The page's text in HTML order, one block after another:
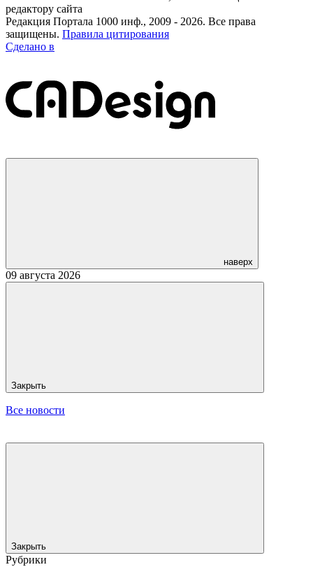
редактору сайта
Редакция Портала 1000 инф., 2009 - 2026. Все права
защищены. Правила цитирования
Сделано в
наверх
09 августа 2026
Закрыть
Все новости
Закрыть
Рубрики